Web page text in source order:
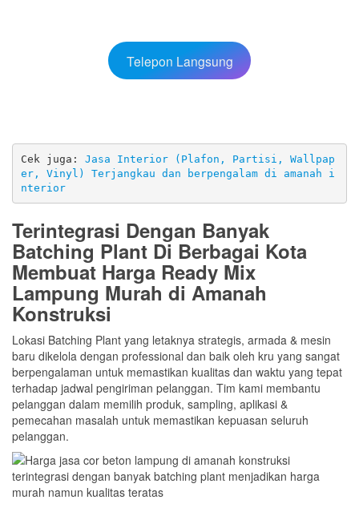
Telepon Langsung
Cek juga: Jasa Interior (Plafon, Partisi, Wallpap
er, Vinyl) Terjangkau dan berpengalam di amanah i
nterior
Terintegrasi Dengan Banyak
Batching Plant Di Berbagai Kota
Membuat Harga Ready Mix
Lampung Murah di Amanah
Konstruksi
Lokasi Batching Plant yang letaknya strategis, armada & mesin
baru dikelola dengan professional dan baik oleh kru yang sangat
berpengalaman untuk memastikan kualitas dan waktu yang tepat
terhadap jadwal pengiriman pelanggan. Tim kami membantu
pelanggan dalam memilih produk, sampling, aplikasi &
pemecahan masalah untuk memastikan kepuasan seluruh
pelanggan.